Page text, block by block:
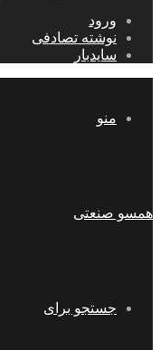
ورود
نوشته تصادفی
سایدبار
منو
همسو صنعتی
جستجو برای